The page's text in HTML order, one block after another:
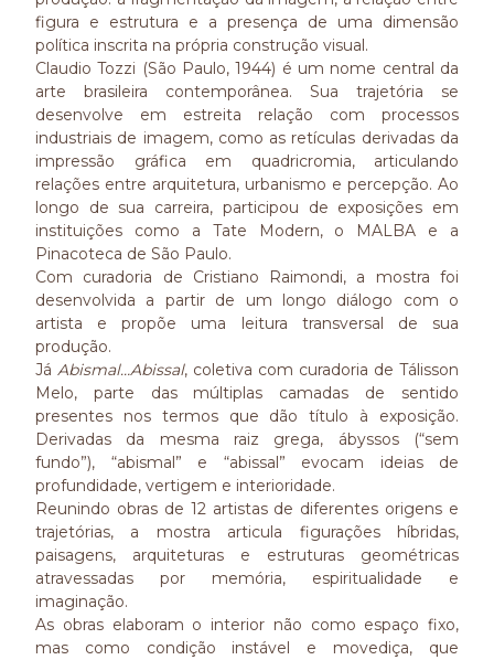
figura e estrutura e a presença de uma dimensão
política inscrita na própria construção visual.
Claudio Tozzi (São Paulo, 1944) é um nome central da
arte brasileira contemporânea. Sua trajetória se
desenvolve em estreita relação com processos
industriais de imagem, como as retículas derivadas da
impressão gráfica em quadricromia, articulando
relações entre arquitetura, urbanismo e percepção. Ao
longo de sua carreira, participou de exposições em
instituições como a Tate Modern, o MALBA e a
Pinacoteca de São Paulo.
Com curadoria de Cristiano Raimondi, a mostra foi
desenvolvida a partir de um longo diálogo com o
artista e propõe uma leitura transversal de sua
produção.
Já Abismal…Abissal, coletiva com curadoria de Tálisson
Melo, parte das múltiplas camadas de sentido
presentes nos termos que dão título à exposição.
Derivadas da mesma raiz grega, ábyssos (“sem
fundo”), “abismal” e “abissal” evocam ideias de
profundidade, vertigem e interioridade.
Reunindo obras de 12 artistas de diferentes origens e
trajetórias, a mostra articula figurações híbridas,
paisagens, arquiteturas e estruturas geométricas
atravessadas por memória, espiritualidade e
imaginação.
As obras elaboram o interior não como espaço fixo,
mas como condição instável e movediça, que